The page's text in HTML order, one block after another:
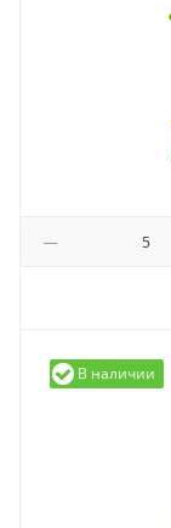
В наличии